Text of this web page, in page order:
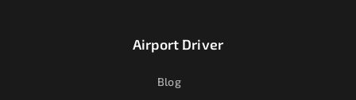
Airport Driver
Blog